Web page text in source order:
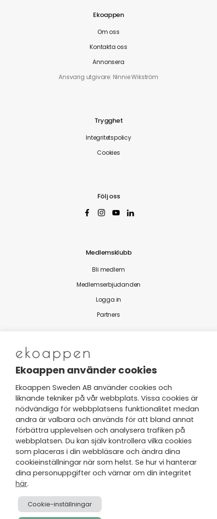
Ekoappen
Om oss
Kontakta oss
Annonsera
Ansvarig utgivare: Ninnie Wikström
Trygghet
Integritetspolicy
Cookies
Följ oss
Medlemsklubb
Bli medlem
Medlemserbjudanden
Logga in
Partners
Nytt från Ekoappen
Jag har tagit del av Ekoappens
personuppgifts- och
integritetspolicyoch tar gärna del
av nyheter, hälsotips och exklusiva
erbjudanden via min e-post.
Ekoappen använder cookies
Ekoappen Sweden AB använder cookies och
liknande tekniker på vår webbplats. Vissa cookies är
nödvändiga för webbplatsens funktionalitet medan
andra är valbara och används för att bland annat
förbättra upplevelsen och analysera trafiken på
webbplatsen. Du kan själv kontrollera vilka cookies
som placeras i din webbläsare och ändra dina
cookieinställningar när som helst. Se hur vi hanterar
dina personuppgifter och värnar om din integritet
här.
Cookie-inställningar